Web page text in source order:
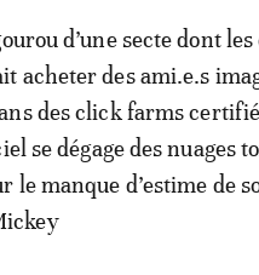
d’une secte dont
acheter des ami.e.s
des click farms
se dégage des nuages
le manque d’estime de